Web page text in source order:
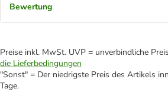
Bewertung
Preise inkl. MwSt. UVP = unverbindliche
die Lieferbedingungen
"Sonst" = Der niedrigste Preis des Artikels
Tage.